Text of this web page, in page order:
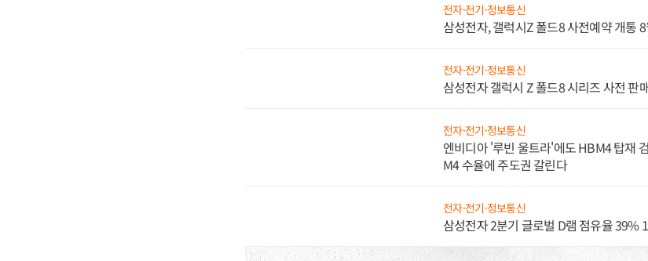
전자·전기·정보통신
삼성전자, 갤럭시Z 폴드8 사전예약 개통
전자·전기·정보통신
삼성전자 갤럭시 Z 폴드8 시리즈 사전 판
전자·전기·정보통신
엔비디아 '루빈 울트라'에도 HBM4 탑재
M4 수율에 주도권 갈린다
전자·전기·정보통신
삼성전자 2분기 글로벌 D램 점유율 39%